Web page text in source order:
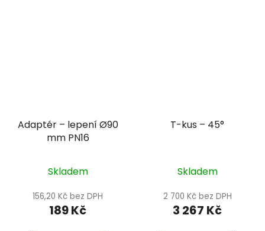
Adaptér – lepení Ø90
mm PN16
Skladem
156,20 Kč bez DPH
189 Kč
T-kus – 45°
Skladem
2 700 Kč bez DPH
3 267 Kč